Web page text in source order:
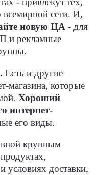
- привлекут тех,
всемирной сети. И,
новую ЦА - для
и рекламные
Есть и другие
магазина, которые
Хороший
интернет-
его виды.
крупным
условиях доставки,